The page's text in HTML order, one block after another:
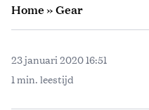
Home»Gear
23 januari 2020 16:51
1 min. leestijd